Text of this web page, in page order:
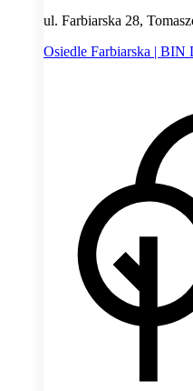
ul. Farbiarska 28,
Osiedle Farbiarska | BIN